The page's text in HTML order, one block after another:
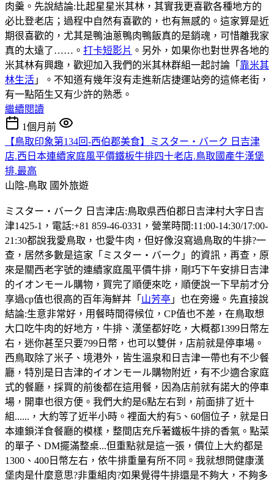
肉羹。先說結論:比起星星米其林，其實我更喜歡各種地方的
必比登老店；過程中自然有喜歡的，也有無感的。這家算是近
期很喜歡的，尤其是鴨油蔥鴨肉鴨飯真的是銷魂，可惜離我家
真的太遠了……。 打卡短影片 。另外，如果你也對世界各地的
米其林有興趣，歡迎加入我們的米其林群組一起討論「 靠米其
林生活 」。不知道有幾年沒有走進新店捷運站旁的這條老街，
有一點陌生又有少許的熟悉。
繼續閱讀
1個月前
【鳥取印象第134回-西伯郡美食】ミスター・バーク 日吉津
店.西日本連續家庭風平價鐵板牛排四十老店.鳥取國產牛漢堡
排.最高
山陰-鳥取 國外旅遊
ミスター・バーク 日吉津店:鳥取県西伯郡日吉津村大字日吉
津1425-1，電話:+81 859-46-0331，營業時間:11:00-14:30/17:00-
21:30都說我愛鳥取，也愛牛肉，但好像沒寫過鳥取的牛排?一
查，居然多數是這家「ミスター・バーク」的資訊，再查，原
來是關西老字號的連續家庭風平價牛排，剛巧下午安排日吉津
的イオンモール購物，買完了順便來吃，順便說一下早前才分
享過cp值也很高的百年海鮮丼「 山芳亭 」也在旁邊。先直接說
結論:生意非常好，用餐時間得候位，CP值也不差，在鳥取想
大口吃牛肉的好地方，牛排、漢堡都好吃，大概都1399日幣左
右，迷你甚至只要799日幣，也可以雙併，店前就是停車場。
西鳥取除了米子、境港外，皆生溫泉和日吉津一帶也有不少餐
廳，特別是日吉津的イオンモール購物附近，有不少適合家庭
式的餐廳，採買的前後都在這用餐，因為店前就有諾大的停車
場，開車也很方便。我們大約是6點左右到，前面排了近十
組......，大約等了近半小時。裡面大約有5、60個位子，就是日
本連鎖洋食餐廳的模樣，整間店充斥著鐵板牛排的香氣。點菜
的單子、DM擺滿整桌...但重點就是這一張，價位上大約都是
1300、400日幣左右，依牛排重量有所不同。我就想問健康漢
堡肉是什麼意思?非重組肉?如果覺得牛排還是不夠大，不夠多